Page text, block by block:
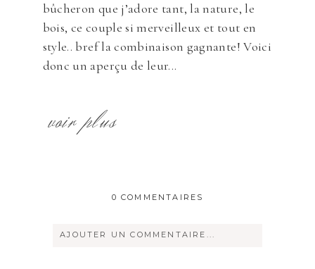
bûcheron que j’adore tant, la nature, le
bois, ce couple si merveilleux et tout en
style.. bref la combinaison gagnante! Voici
donc un aperçu de leur...
voir plus
0 COMMENTAIRES
AJOUTER UN COMMENTAIRE...